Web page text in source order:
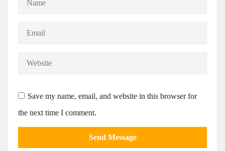
Save my name, email, and website in this browser for
the next time I comment.